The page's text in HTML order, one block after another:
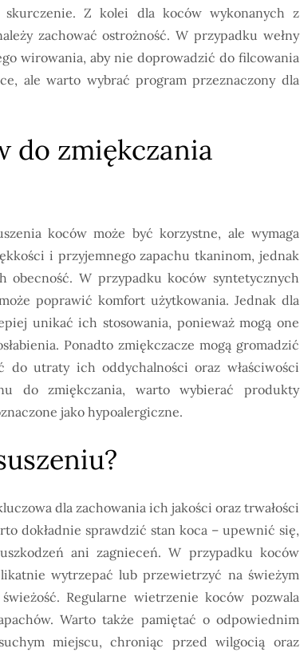
Z kolei dla koców wykonanych z
zachować ostrożność. W przypadku wełny
wirowania, aby nie doprowadzić do filcowania
ale warto wybrać program przeznaczony dla
do zmiękczania
koców może być korzystne, ale wymaga
i przyjemnego zapachu tkaninom, jednak
obecność. W przypadku koców syntetycznych
poprawić komfort użytkowania. Jednak dla
unikać ich stosowania, ponieważ mogą one
Ponadto zmiękczacze mogą gromadzić
do utraty ich oddychalności oraz właściwości
do zmiękczania, warto wybierać produkty
jako hypoalergiczne.
dla zachowania ich jakości oraz trwałości
dokładnie sprawdzić stan koca – upewnić się,
ani zagnieceń. W przypadku koców
wytrzepać lub przewietrzyć na świeżym
Regularne wietrzenie koców pozwala
Warto także pamiętać o odpowiednim
miejscu, chroniąc przed wilgocią oraz